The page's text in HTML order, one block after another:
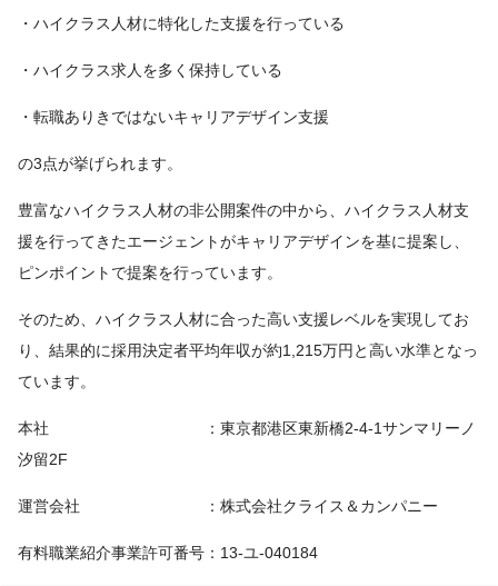
・ハイクラス人材に特化した支援を行っている
・ハイクラス求人を多く保持している
・転職ありきではないキャリアデザイン支援
の3点が挙げられます。
豊富なハイクラス人材の非公開案件の中から、ハイクラス人材支
援を行ってきたエージェントがキャリアデザインを基に提案し、
ピンポイントで提案を行っています。
そのため、ハイクラス人材に合った高い支援レベルを実現してお
り、結果的に採用決定者平均年収が約1,215万円と高い水準となっ
ています。
本社 ：東京都港区東新橋2-4-1サンマリーノ
汐留2F
運営会社 ：株式会社クライス＆カンパニー
有料職業紹介事業許可番号：13-ユ-040184